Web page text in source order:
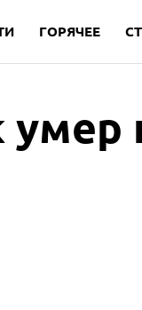
ГОРЯЧЕЕ
умер